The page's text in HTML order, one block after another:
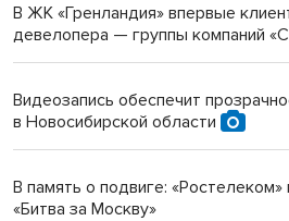
В ЖК «Гренландия» впервые
девелопера — группы компаний
Видеозапись обеспечит
в Новосибирской области
В память о подвиге:
«Битва за Москву»